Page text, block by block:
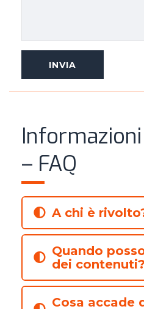
– FAQ
A chi è
Quando
dei contenuti?
Cosa accade